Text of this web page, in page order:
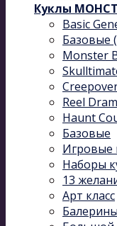
Куклы
Basic
Базовые
Monster
Reel
Haunt
Базовые
Игровые
Наборы
13
Арт класс
Балерины